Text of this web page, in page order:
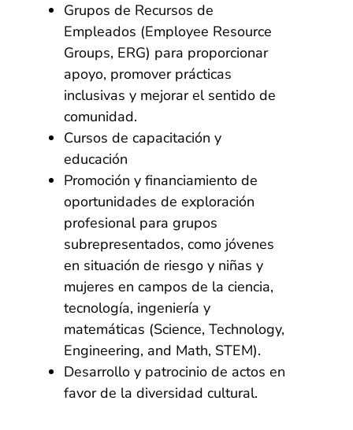
Grupos de Recursos de
Empleados (Employee Resource
Groups, ERG) para proporcionar
apoyo, promover prácticas
inclusivas y mejorar el sentido de
comunidad.
Cursos de capacitación y
educación
Promoción y financiamiento de
oportunidades de exploración
profesional para grupos
subrepresentados, como jóvenes
en situación de riesgo y niñas y
mujeres en campos de la ciencia,
tecnología, ingeniería y
matemáticas (Science, Technology,
Engineering, and Math, STEM).
Desarrollo y patrocinio de actos en
favor de la diversidad cultural.